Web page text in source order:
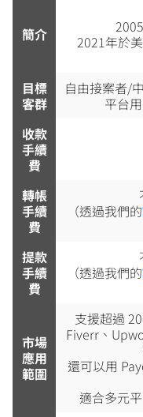
簡介
2021年於
目標
客群
自由接案者/
平台
收款
手續
費
轉帳
手續
費
（透過我們的
提款
手續
費
（透過我們的
市場
應用
範圍
支援超過
Fiverr、
還可以用
適合多元